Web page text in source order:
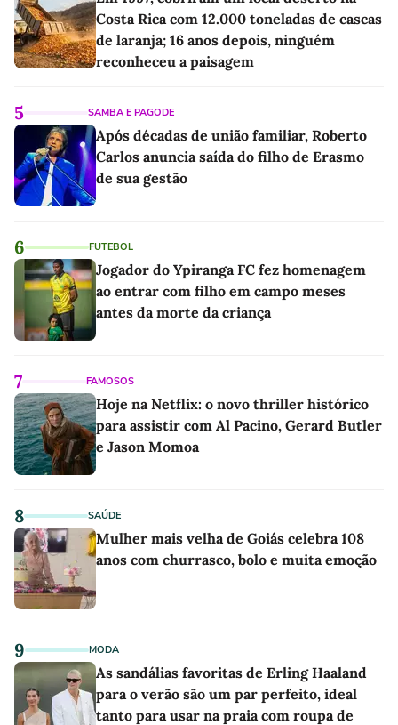
Costa Rica com 12.000 toneladas de cascas
de laranja; 16 anos depois, ninguém
reconheceu a paisagem
5 SAMBA E PAGODE
Após décadas de união familiar, Roberto
Carlos anuncia saída do filho de Erasmo
de sua gestão
6 FUTEBOL
Jogador do Ypiranga FC fez homenagem
ao entrar com filho em campo meses
antes da morte da criança
7 FAMOSOS
Hoje na Netflix: o novo thriller histórico
para assistir com Al Pacino, Gerard Butler
e Jason Momoa
8 SAÚDE
Mulher mais velha de Goiás celebra 108
anos com churrasco, bolo e muita emoção
9 MODA
As sandálias favoritas de Erling Haaland
para o verão são um par perfeito, ideal
tanto para usar na praia com roupa de